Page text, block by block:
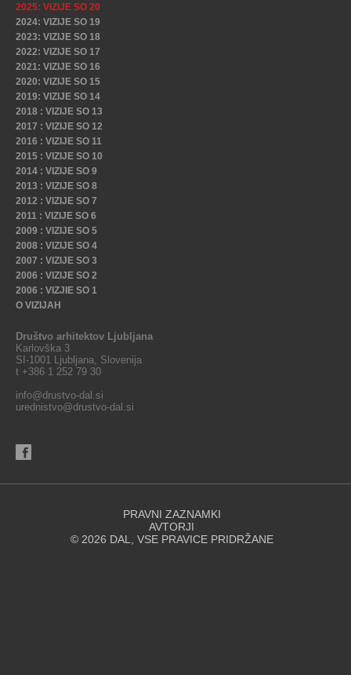
2025: VIZIJE SO 20
2024: VIZIJE SO 19
2023: VIZIJE SO 18
2022: VIZIJE SO 17
2021: VIZIJE SO 16
2020: VIZIJE SO 15
2019: VIZIJE SO 14
2018 : VIZIJE SO 13
2017 : VIZIJE SO 12
2016 : VIZIJE SO 11
2015 : VIZIJE SO 10
2014 : VIZIJE SO 9
2013 : VIZIJE SO 8
2012 : VIZIJE SO 7
2011 : VIZIJE SO 6
2009 : VIZIJE SO 5
2008 : VIZIJE SO 4
2007 : VIZIJE SO 3
2006 : VIZIJE SO 2
2006 : VIZJIE SO 1
O VIZIJAH
Društvo arhitektov Ljubljana
Karlovška 3
SI-1001 Ljubljana, Slovenija
t +386 1 252 79 30
info@drustvo-dal.si
urednistvo@drustvo-dal.si
PRAVNI ZAZNAMKI
AVTORJI
© 2026 DAL, VSE PRAVICE PRIDRŽANE